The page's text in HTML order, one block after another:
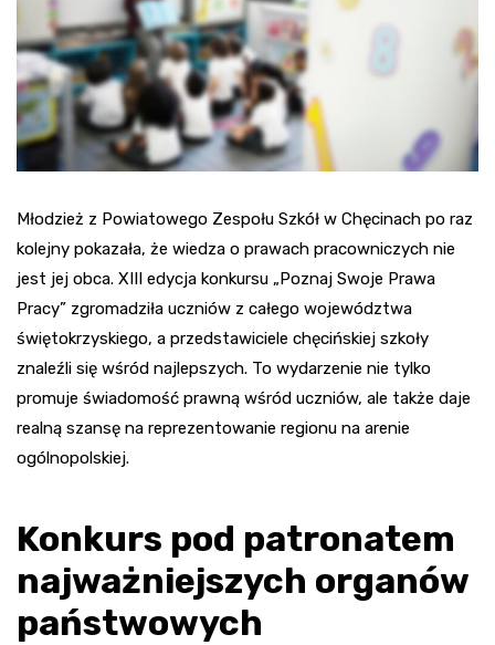
Młodzież z Powiatowego Zespołu Szkół w Chęcinach po raz
kolejny pokazała, że wiedza o prawach pracowniczych nie
jest jej obca. XIII edycja konkursu „Poznaj Swoje Prawa
Pracy” zgromadziła uczniów z całego województwa
świętokrzyskiego, a przedstawiciele chęcińskiej szkoły
znaleźli się wśród najlepszych. To wydarzenie nie tylko
promuje świadomość prawną wśród uczniów, ale także daje
realną szansę na reprezentowanie regionu na arenie
ogólnopolskiej.
Konkurs pod patronatem
najważniejszych organów
państwowych